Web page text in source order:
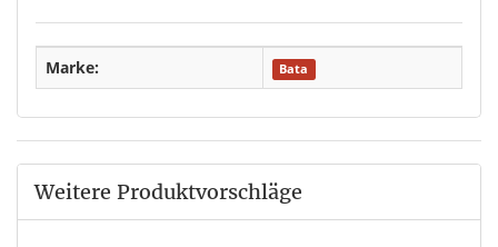
Marke: Bata
Weitere Produktvorschläge